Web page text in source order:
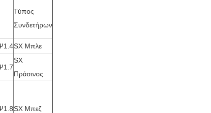
Τύπος
Συνδετήρων
SX Μπλε
SX
Πράσινος
SX Μπεζ